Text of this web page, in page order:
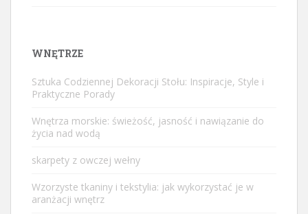
WNĘTRZE
Sztuka Codziennej Dekoracji Stołu: Inspiracje, Style i
Praktyczne Porady
Wnętrza morskie: świeżość, jasność i nawiązanie do
życia nad wodą
skarpety z owczej wełny
Wzorzyste tkaniny i tekstylia: jak wykorzystać je w
aranżacji wnętrz